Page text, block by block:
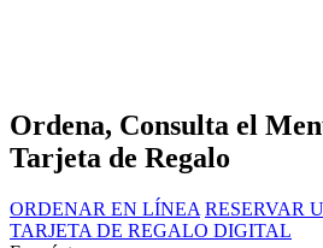
Ordena, Consulta el
Tarjeta de Regalo
ORDENAR EN LÍNEA RESERVAR
TARJETA DE REGALO DIGITAL